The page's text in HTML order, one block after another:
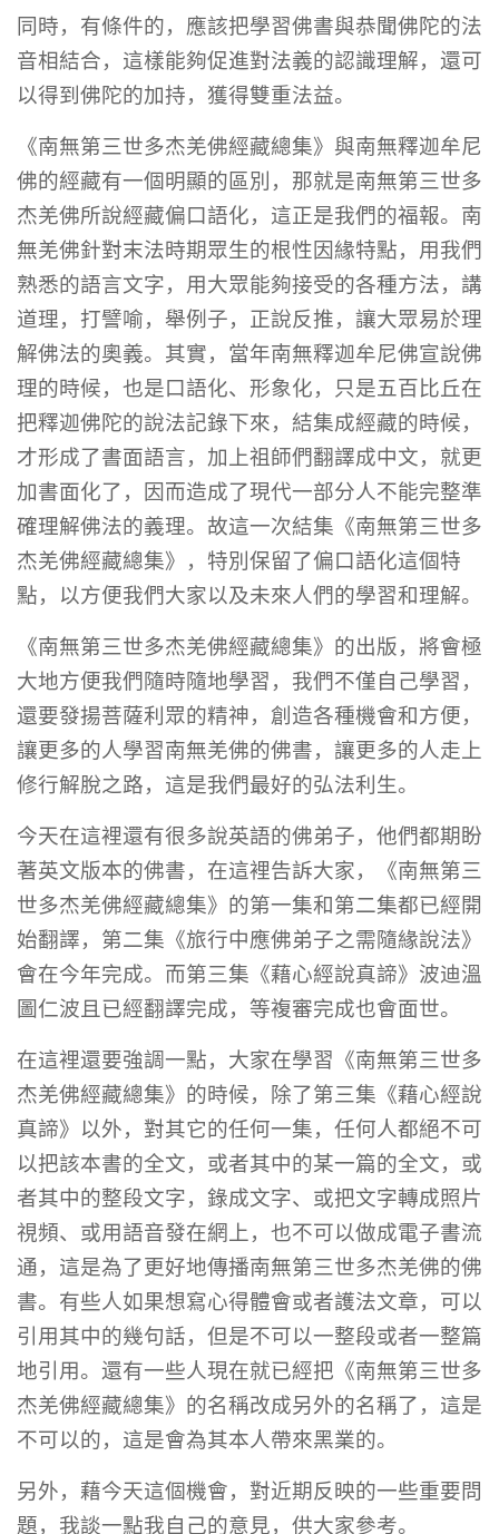
同時，有條件的，應該把學習佛書與恭聞佛陀的法
音相結合，這樣能夠促進對法義的認識理解，還可
以得到佛陀的加持，獲得雙重法益。
《南無第三世多杰羌佛經藏總集》與南無釋迦牟尼
佛的經藏有一個明顯的區別，那就是南無第三世多
杰羌佛所說經藏偏口語化，這正是我們的福報。南
無羌佛針對末法時期眾生的根性因緣特點，用我們
熟悉的語言文字，用大眾能夠接受的各種方法，講
道理，打譬喻，舉例子，正說反推，讓大眾易於理
解佛法的奧義。其實，當年南無釋迦牟尼佛宣說佛
理的時候，也是口語化、形象化，只是五百比丘在
把釋迦佛陀的說法記錄下來，結集成經藏的時候，
才形成了書面語言，加上祖師們翻譯成中文，就更
加書面化了，因而造成了現代一部分人不能完整準
確理解佛法的義理。故這一次結集《南無第三世多
杰羌佛經藏總集》，特別保留了偏口語化這個特
點，以方便我們大家以及未來人們的學習和理解。
《南無第三世多杰羌佛經藏總集》的出版，將會極
大地方便我們隨時隨地學習，我們不僅自己學習，
還要發揚菩薩利眾的精神，創造各種機會和方便，
讓更多的人學習南無羌佛的佛書，讓更多的人走上
修行解脫之路，這是我們最好的弘法利生。
今天在這裡還有很多說英語的佛弟子，他們都期盼
著英文版本的佛書，在這裡告訴大家，《南無第三
世多杰羌佛經藏總集》的第一集和第二集都已經開
始翻譯，第二集《旅行中應佛弟子之需隨緣說法》
會在今年完成。而第三集《藉心經說真諦》波迪溫
圖仁波且已經翻譯完成，等複審完成也會面世。
在這裡還要強調一點，大家在學習《南無第三世多
杰羌佛經藏總集》的時候，除了第三集《藉心經說
真諦》以外，對其它的任何一集，任何人都絕不可
以把該本書的全文，或者其中的某一篇的全文，或
者其中的整段文字，錄成文字、或把文字轉成照片
視頻、或用語音發在網上，也不可以做成電子書流
通，這是為了更好地傳播南無第三世多杰羌佛的佛
書。有些人如果想寫心得體會或者護法文章，可以
引用其中的幾句話，但是不可以一整段或者一整篇
地引用。還有一些人現在就已經把《南無第三世多
杰羌佛經藏總集》的名稱改成另外的名稱了，這是
不可以的，這是會為其本人帶來黑業的。
另外，藉今天這個機會，對近期反映的一些重要問
題，我談一點我自己的意見，供大家參考。